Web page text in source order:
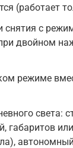
(работает
с
двойном
режиме
света:
габаритов